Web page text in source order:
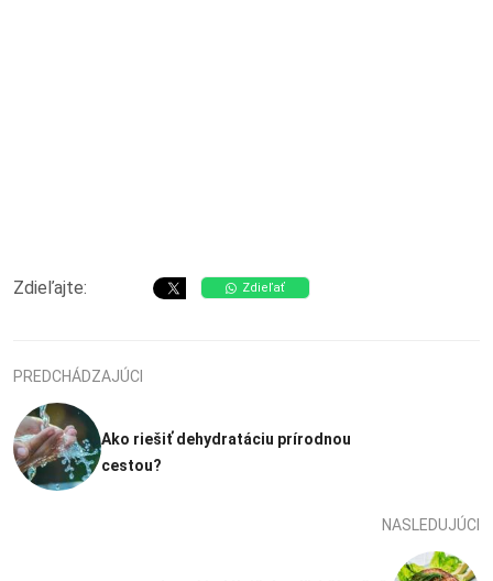
Zdieľajte: Zdieľať
PREDCHÁDZAJÚCI
Ako riešiť dehydratáciu prírodnou
cestou?
NASLEDUJÚCI